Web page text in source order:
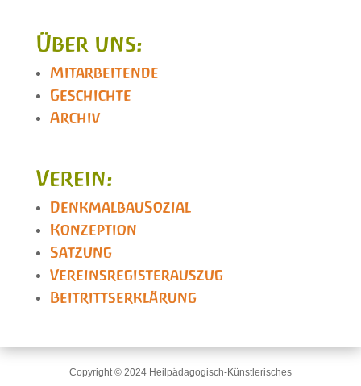
Über uns:
Mitarbeitende
Geschichte
Archiv
Verein:
DenkmalbauSozial
Konzeption
Satzung
Vereinsregisterauszug
Beitrittserklärung
Copyright © 2024 Heilpädagogisch-Künstlerisches